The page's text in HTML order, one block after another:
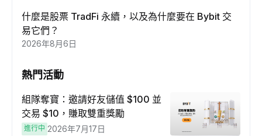
什麼是股票 TradFi 永續，以及為什麼要在 Bybit 交
易它們？
2026年8月6日
熱門活動
組隊奪寶：邀請好友儲值 $100 並
交易 $10，賺取雙重獎勵
進行中 2026年7月17日